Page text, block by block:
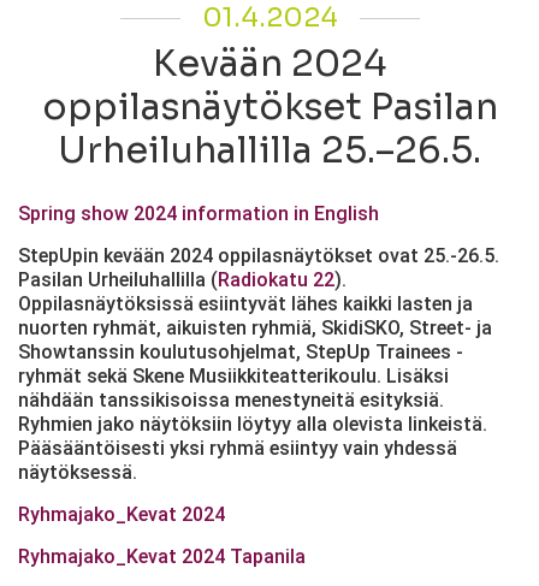
01.4.2024
Kevään 2024
oppilasnäytökset Pasilan
Urheiluhallilla 25.–26.5.
Spring show 2024 information in English
StepUpin kevään 2024 oppilasnäytökset ovat 25.-26.5.
Pasilan Urheiluhallilla (Radiokatu 22).
Oppilasnäytöksissä esiintyvät lähes kaikki lasten ja
nuorten ryhmät, aikuisten ryhmiä, SkidiSKO, Street- ja
Showtanssin koulutusohjelmat, StepUp Trainees -
ryhmät sekä Skene Musiikkiteatterikoulu. Lisäksi
nähdään tanssikisoissa menestyneitä esityksiä.
Ryhmien jako näytöksiin löytyy alla olevista linkeistä.
Pääsääntöisesti yksi ryhmä esiintyy vain yhdessä
näytöksessä.
Ryhmajako_Kevat 2024
Ryhmajako_Kevat 2024 Tapanila